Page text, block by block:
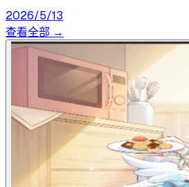
2026/5/13
查看全部 →